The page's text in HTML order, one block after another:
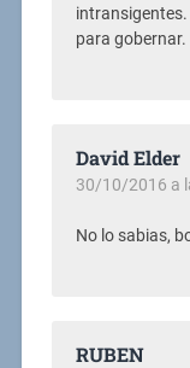
para
David Elder
30/10/2016 a
No lo sabias,
RUBEN